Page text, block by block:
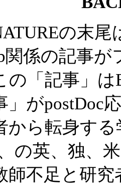
の末
関係の記事が
の「記事」
」がpostDoc
から転身する
の英、独、
師不足と研